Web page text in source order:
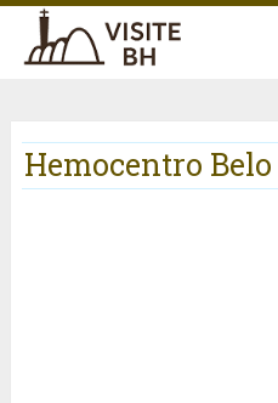
Hemocentro